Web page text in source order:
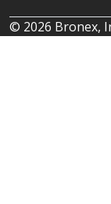
© 2026 Bronex,